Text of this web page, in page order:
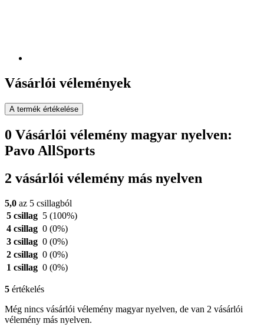
Vásárlói vélemények
A termék értékelése
0 Vásárlói vélemény magyar nyelven:
Pavo AllSports
2 vásárlói vélemény más nyelven
5,0 az 5 csillagból
5 csillag 5 (100%)
4 csillag 0 (0%)
3 csillag 0 (0%)
2 csillag 0 (0%)
1 csillag 0 (0%)
5 értékelés
Még nincs vásárlói vélemény magyar nyelven, de van 2 vásárlói
vélemény más nyelven.